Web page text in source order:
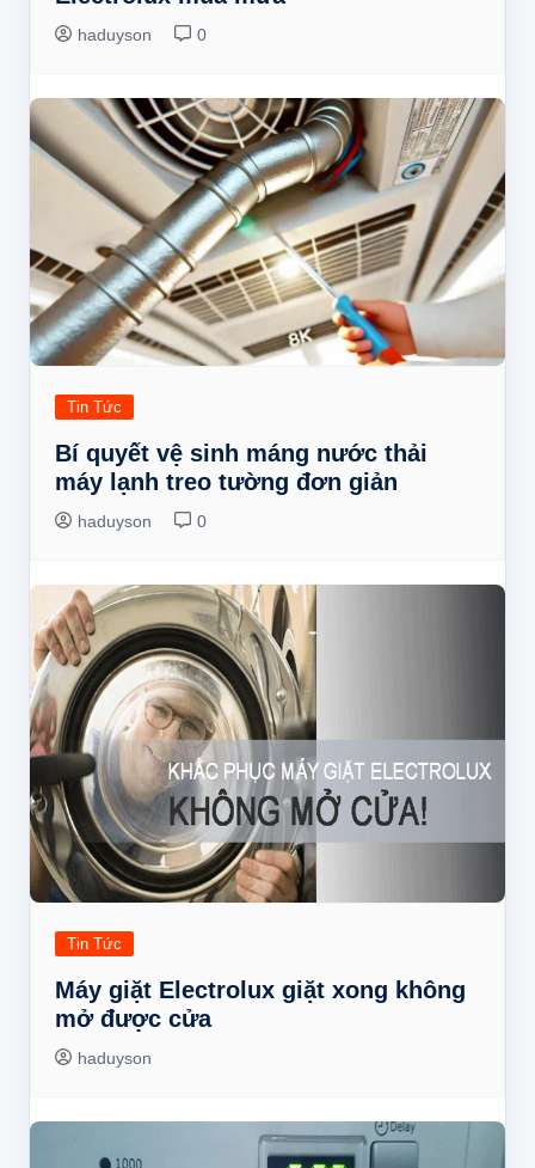
haduyson 0
Tin Tức
Bí quyết vệ sinh máng nước thải
máy lạnh treo tường đơn giản
haduyson 0
Tin Tức
Máy giặt Electrolux giặt xong không
mở được cửa
haduyson